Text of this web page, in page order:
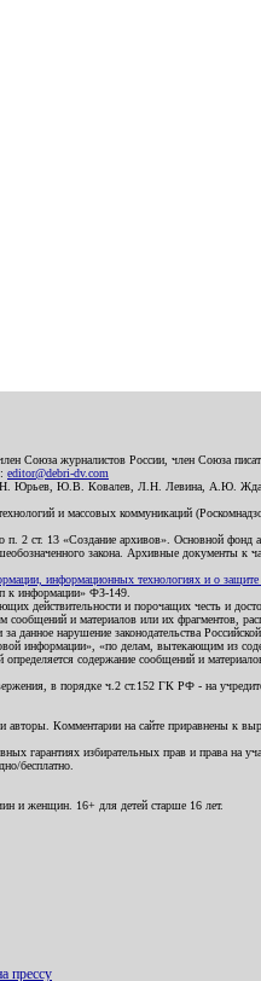
Союза журналистов России, член Союза
editor@debri-dv.com
Ю.Н. Юрьев, Ю.В. Ковалев, Л.Н. Левина, А.Ю.
и массовых коммуникаций
п. 2 ст. 13 «Создание архивов». Основной
закона. Архивные документы к
информационных технологиях и о
к информации» ФЗ-149.
действительности и порочащих честь и
и материалов или их фрагментов,
данное нарушение законодательства
«по делам, вытекающим из
содержание сообщений и
в порядке ч.2 ст.152 ГК РФ - на
авторы. Комментарии на сайте приравнены к
избирательных прав и права на
бесплатно.
и женщин. 16+ для детей старше 16 лет.